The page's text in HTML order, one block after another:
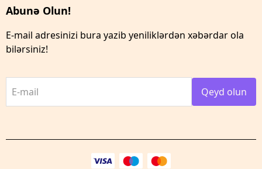
Abunə Olun!
E-mail adresinizi bura yazib yeniliklərdən xəbərdar ola
bilərsiniz!
E-mail Qeyd olun